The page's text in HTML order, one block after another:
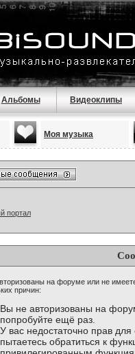
Альбомы Видеоклипы
Моя музыка
портал
на форуме или не
причин:
Вы не авторизованы на
попробуйте ещё раз.
У вас недостаточно прав
пытаетесь обратиться к